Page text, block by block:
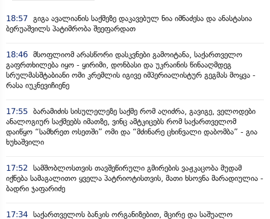
18:57 გიგა ავალიანის საქმეზე დაკავებულ ნია იმნაძესა და ანასტასია
ბერუაშვილს პატიმრობა შეეფარდათ
18:46 მსოფლიომ არასწორი დასკვნები გამოიტანა, საქართველო
გაფრთხილება იყო - ყირიმი, დონბასი და უკრაინის წინააღმდეგ
სრულმასშტაბიანი ომი კრემლის იგივე იმპერიალისტურ გეგმას მოყვა -
რასა იუკნევიჩიენე
17:55 ბარამიძის სისულელეზე საქმე რომ აღიძრა, გავიგე, ველოდები
ანალოგიურ საქმეებს იმათზე, ვინც ამტკიცებს რომ საქართველომ
დაიწყო “სამხრეთ ოსეთში” ომი და “მძინარე ცხინვალი დაბომბა” - გია
ხუხაშვილი
17:52 სამშობლოსთვის თავშეწირული გმირების ვაჟკაცობა მუდამ
იქნება სამაგალითო ყველა პატრიოტისთვის, მათი ხსოვნა მარადიულია -
ბადრი ჯაფარიძე
17:34 საქართველოს ბანკის ორგანიზებით, მცირე და საშუალო